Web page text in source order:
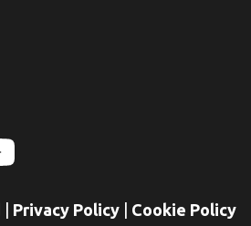
Privacy Policy Cookie Policy